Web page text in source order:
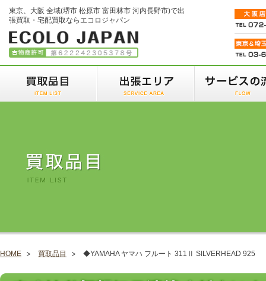
東京、大阪 全域(堺市 松原市 富田林市 河内長野市)で出
張買取・宅配買取ならエコロジャパン
HOME 買取品目 ◆YAMAHA ヤマハ フルート 311Ⅱ SILVERHEAD 925